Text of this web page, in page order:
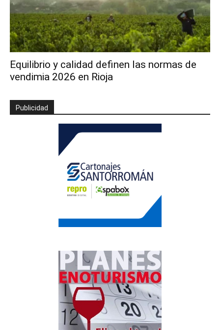
Equilibrio y calidad definen las normas de
vendimia 2026 en Rioja
Publicidad